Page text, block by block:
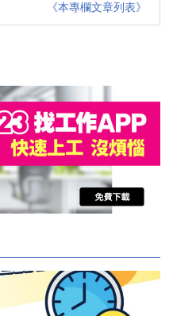
《本專欄文章列表》